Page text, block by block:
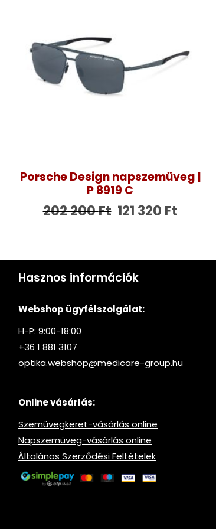
Porsche Design napszemüveg |
P 8919 C
202 200Ft 121 320 Ft
Hasznos információk
Webshop ügyfélszolgálat:
H-P: 9:00-18:00
+36 1 881 3107
optika.webshop@medicare-group.hu
Online vásárlás:
Szemüvegkeret-vásárlás online
Napszemüveg-vásárlás online
Általános Szerződési Feltételek